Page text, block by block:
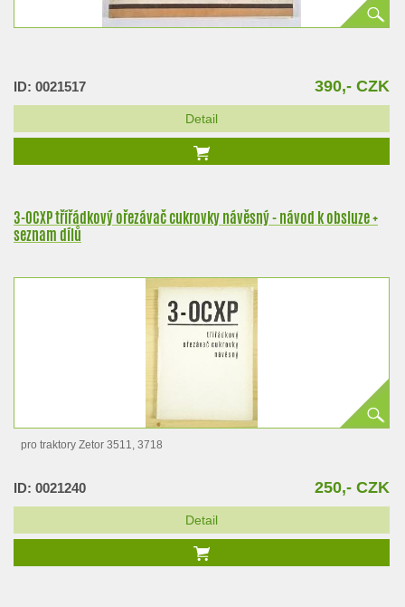
ID: 0021517 390,- CZK
Detail
3-OCXP třířádkový ořezávač cukrovky návěsný - návod k obsluze +
seznam dílů
pro traktory Zetor 3511, 3718
ID: 0021240 250,- CZK
Detail